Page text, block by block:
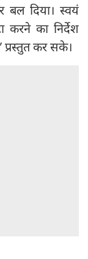
बल दिया। स्वयं
करने का निर्देश
प्रस्तुत कर सके।